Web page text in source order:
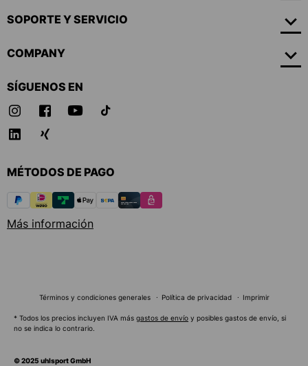
SOPORTE Y SERVICIO
COMPANY
SÍGUENOS EN
MÉTODOS DE PAGO
Más información
Términos y condiciones generales Política de privacidad Imprimir
© 2025 uhlsport GmbH
* Todos los precios incluyen IVA más gastos de envío y posibles gastos de envío, si
no se indica lo contrario.